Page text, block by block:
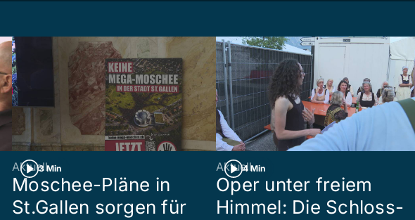
3 Min
Aktuell
Moschee-Pläne in
St.Gallen sorgen für
4 Min
Aktuell
Oper unter freiem
Himmel: Die Schloss-